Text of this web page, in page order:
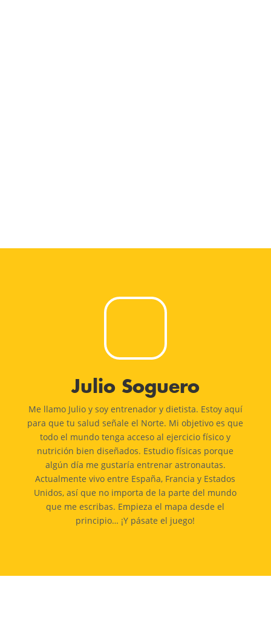
Julio Soguero
Me llamo Julio y soy entrenador y dietista. Estoy aquí
para que tu salud señale el Norte. Mi objetivo es que
todo el mundo tenga acceso al ejercicio físico y
nutrición bien diseñados. Estudio físicas porque
algún día me gustaría entrenar astronautas.
Actualmente vivo entre España, Francia y Estados
Unidos, así que no importa de la parte del mundo
que me escribas. Empieza el mapa desde el
principio… ¡Y pásate el juego!